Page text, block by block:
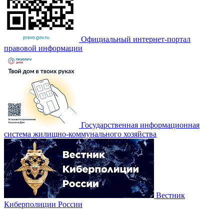
Официальный интернет-портал
правовой информации
Государственная информационная
система жилищно-коммунального хозяйства
Вестник
Киберполиции России